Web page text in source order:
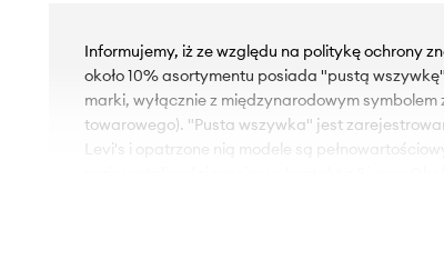
Informujemy, iż ze względu na politykę ochrony
około 10% asortymentu posiada "pustą
marki, wyłącznie z międzynarodowym
towarowego). "Pusta wszywka" jest
Levi's i opatrzone nią modele są